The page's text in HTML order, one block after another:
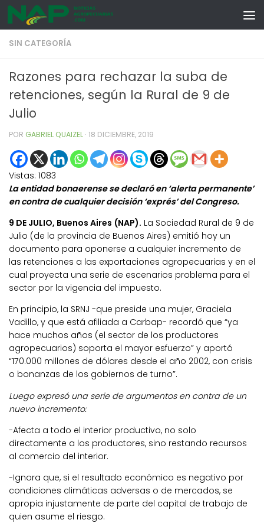
Skip to content
SIN CATEGORÍA
Razones para rechazar la suba de
retenciones, según la Rural de 9 de
Julio
POR GABRIEL QUAIZEL · 18 DICIEMBRE, 2019
Vistas: 1083
La entidad bonaerense se declaró en ‘alerta permanente’
en contra de cualquier decisión ‘exprés’ del Congreso.
9 DE JULIO, Buenos Aires (NAP). La Sociedad Rural de 9 de
Julio (de la provincia de Buenos Aires) emitió hoy un
documento para oponerse a cualquier incremento de
las retenciones a las exportaciones agropecuarias y en el
cual proyecta una serie de escenarios problema para el
sector por la vigencia del impuesto.
En principio, la SRNJ -que preside una mujer, Graciela
Vadillo, y que está afiliada a Carbap- recordó que “ya
hace muchos años (el sector de los productores
agropecuarios) soporta el mayor esfuerzo” y aportó
“170.000 millones de dólares desde el año 2002, con crisis
o bonanzas de los gobiernos de turno”.
Luego expresó una serie de argumentos en contra de un
nuevo incremento:
-Afecta a todo el interior productivo, no solo
directamente a los productores, sino restando recursos
al comercio del interior.
-Ignora que, si el resultado económico es negativo por
condiciones climáticas adversas o de mercados, se
apropia injustamente de parte del capital de trabajo de
quien asume el riesgo.